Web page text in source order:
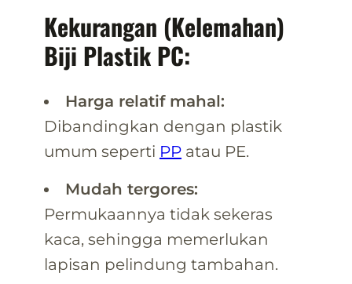
Kekurangan (Kelemahan)
Biji Plastik PC:
Harga relatif mahal:
Dibandingkan dengan plastik
umum seperti PP atau PE.
Mudah tergores:
Permukaannya tidak sekeras
kaca, sehingga memerlukan
lapisan pelindung tambahan.